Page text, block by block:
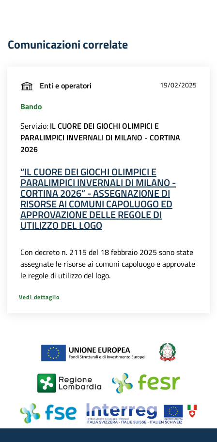
Comunicazioni correlate
Enti e operatori 19/02/2025
Bando
Servizio: IL CUORE DEI GIOCHI OLIMPICI E
PARALIMPICI INVERNALI DI MILANO - CORTINA
2026
“IL CUORE DEI GIOCHI OLIMPICI E
PARALIMPICI INVERNALI DI MILANO -
CORTINA 2026” - ASSEGNAZIONE DI
RISORSE AI COMUNI CAPOLUOGO ED
APPROVAZIONE DELLE REGOLE DI
UTILIZZO DEL LOGO
Con decreto n. 2115 del 18 febbraio 2025 sono state
assegnate le risorse ai comuni capoluogo e approvate
le regole di utilizzo del logo.
Vedi dettaglio